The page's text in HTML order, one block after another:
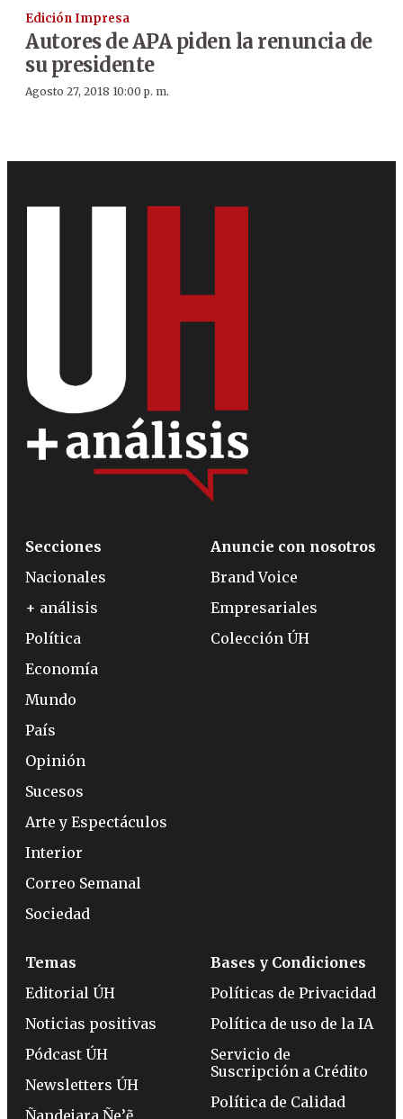
Edición Impresa
Autores de APA piden la renuncia de
su presidente
Agosto 27, 2018 10:00 p. m.
Secciones
Nacionales
+ análisis
Política
Economía
Mundo
País
Opinión
Sucesos
Arte y Espectáculos
Interior
Correo Semanal
Sociedad
Anuncie con nosotros
Brand Voice
Empresariales
Colección ÚH
Temas
Editorial ÚH
Noticias positivas
Pódcast ÚH
Newsletters ÚH
Bases y Condiciones
Políticas de Privacidad
Política de uso de la IA
Servicio de
Suscripción a Crédito
Política de Calidad